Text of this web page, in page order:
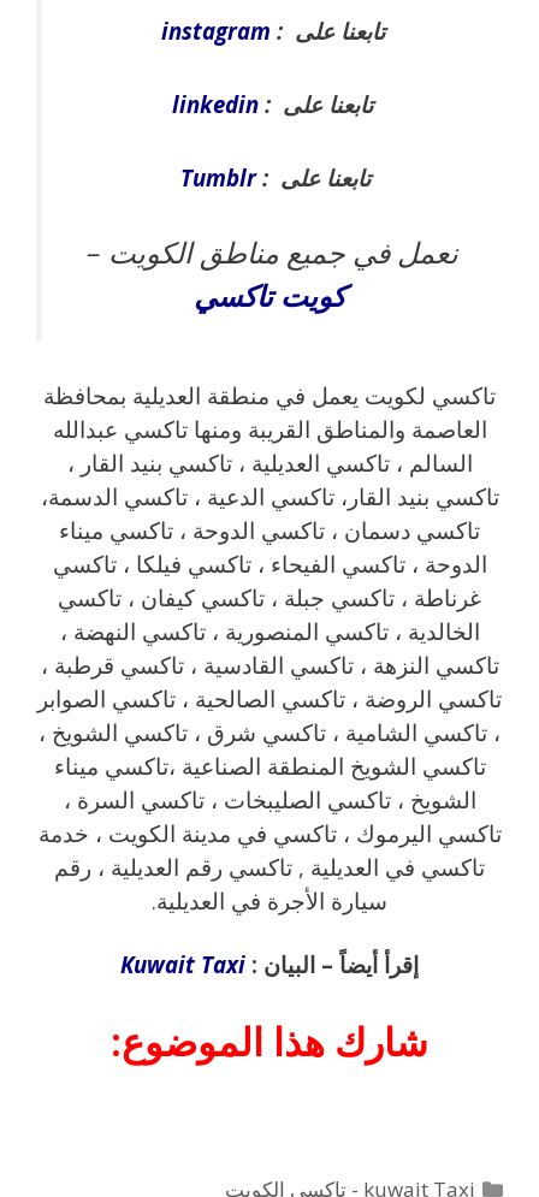
تابعنا على : instagram
تابعنا على : linkedin
تابعنا على :Tumblr
نعمل في جميع مناطق الكويت –
كويت تاكسي
تاكسي لكويت يعمل في منطقة العديلية بمحافظة
العاصمة والمناطق القريبة ‎ومنها تاكسي عبدالله
السالم ، تاكسي العديلية ، تاكسي بنيد القار ،
تاكسي بنيد القار، تاكسي الدعية ، تاكسي الدسمة،
تاكسي دسمان ، تاكسي الدوحة ، تاكسي ميناء
الدوحة ، تاكسي الفيحاء ، تاكسي فيلكا ، تاكسي
غرناطة ، تاكسي جبلة ، تاكسي كيفان ، تاكسي
الخالدية ، تاكسي المنصورية ، تاكسي النهضة ،
تاكسي النزهة ، تاكسي القادسية ، تاكسي قرطبة ،
تاكسي الروضة ، تاكسي الصالحية ، تاكسي الصوابر
، تاكسي الشامية ، تاكسي شرق ، تاكسي الشويخ ،
تاكسي الشويخ المنطقة الصناعية ،تاكسي ميناء
الشويخ ، تاكسي الصليبخات ، تاكسي السرة ،
تاكسي اليرموك ، تاكسي في مدينة الكويت ، خدمة
تاكسي في العديلية , تاكسي رقم العديلية ، رقم
سيارة الأجرة في العديلية.
إقرأ أيضاً – البيان : Kuwait Taxi
شارك هذا الموضوع:
التصنيفات
kuwait Taxi - تاكسي الكويت